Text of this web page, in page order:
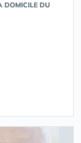
DOMICILE DU